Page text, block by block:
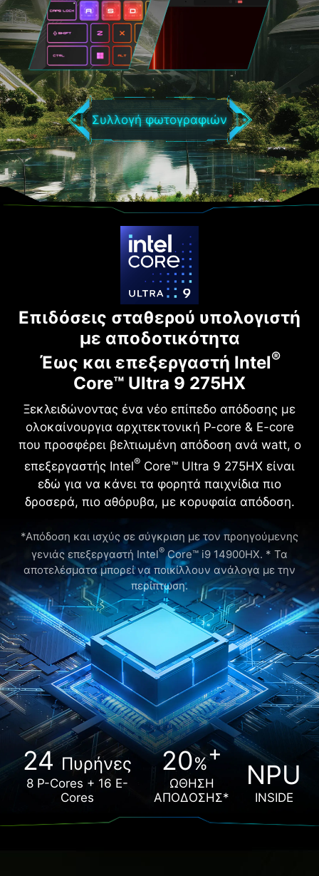
Συλλογή φωτογραφιών
Επιδόσεις σταθερού υπολογιστή
με αποδοτικότητα
Έως και επεξεργαστή Intel®
Core™ Ultra 9 275HX
Ξεκλειδώνοντας ένα νέο επίπεδο απόδοσης με
ολοκαίνουργια αρχιτεκτονική P-core & E-core
που προσφέρει βελτιωμένη απόδοση ανά watt, ο
επεξεργαστής Intel® Core™ Ultra 9 275HX είναι
εδώ για να κάνει τα φορητά παιχνίδια πιο
δροσερά, πιο αθόρυβα, με κορυφαία απόδοση.
*Απόδοση και ισχύς σε σύγκριση με τον προηγούμενης
γενιάς επεξεργαστή Intel®Core™ i9 14900HX. * Τα
αποτελέσματα μπορεί να ποικίλλουν ανάλογα με την
περίπτωση.
24 Πυρήνες
8 P-Cores + 16 E-
Cores
20%+
ΩΘΗΣΗ
ΑΠΟΔΟΣΗΣ*
NPU
INSIDE